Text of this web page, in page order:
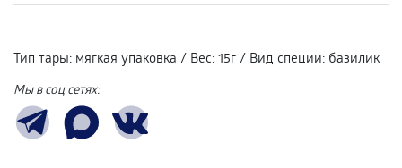
Тип тары: мягкая упаковка / Вес: 15г / Вид специи: базилик
Мы в соц сетях: